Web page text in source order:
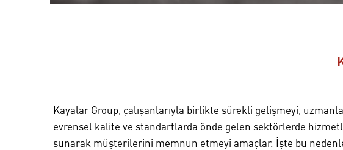
Kayalar Group, çalışanlarıyla birlikte sürekli gelişmeyi,
evrensel kalite ve standartlarda önde gelen sektörlerde
sunarak müşterilerini memnun etmeyi amaçlar. İşte bu